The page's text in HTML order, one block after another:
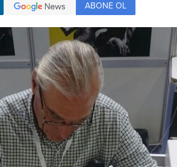
ABONE OL